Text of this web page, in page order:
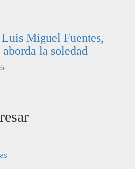
Miguel Fuentes,
la soledad